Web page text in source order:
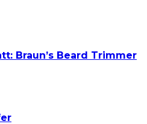
Braun’s Beard Trimmer